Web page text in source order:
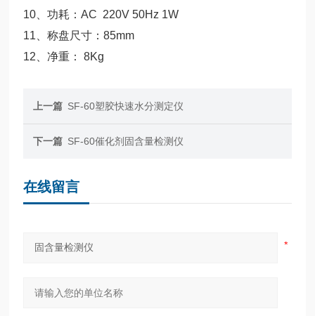
10、功耗：AC 220V 50Hz 1W
11、称盘尺寸：85mm
12、净重： 8Kg
上一篇 SF-60塑胶快速水分测定仪
下一篇 SF-60催化剂固含量检测仪
在线留言